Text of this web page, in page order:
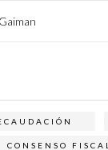
CONSENSO FISCAL